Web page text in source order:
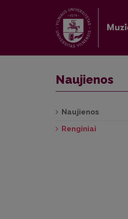
Naujienos
Naujienos
Renginiai